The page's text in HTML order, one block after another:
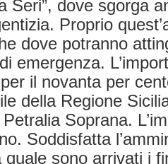
Seri”, dove sgorga
Proprio
dove potranno
emergenza.
il novanta per
della Regione
Soprana.
Soddisfatta
sono arrivati i